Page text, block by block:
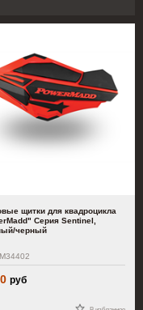
щитки для квадроцикла
Серия Sentinel,
черный
руб